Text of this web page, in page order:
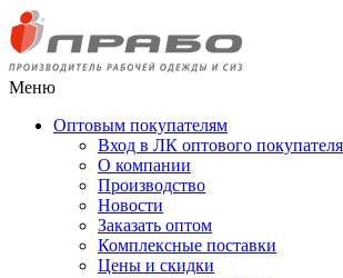
Меню
Оптовым покупателям
Вход в ЛК оптового покупателя
О компании
Производство
Новости
Заказать оптом
Комплексные поставки
Цены и скидки